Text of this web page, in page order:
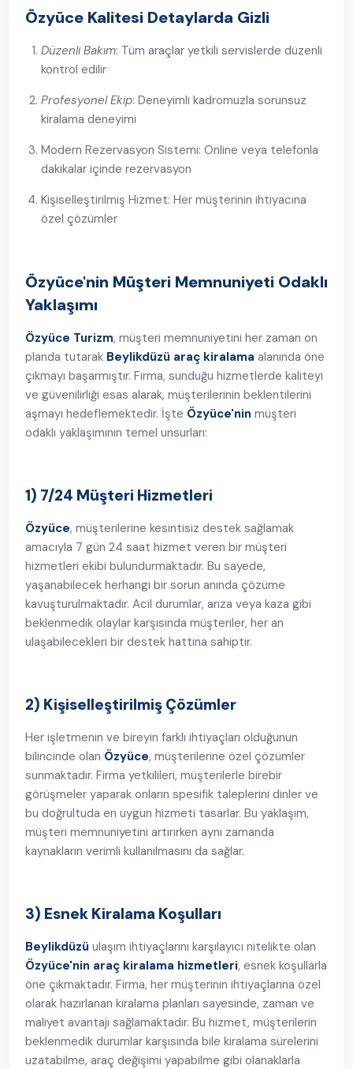
Özyüce Kalitesi Detaylarda Gizli
Düzenli Bakım: Tüm araçlar yetkili servislerde düzenli
kontrol edilir
Profesyonel Ekip: Deneyimli kadromuzla sorunsuz
kiralama deneyimi
Modern Rezervasyon Sistemi: Online veya telefonla
dakikalar içinde rezervasyon
Kişiselleştirilmiş Hizmet: Her müşterinin ihtiyacına
özel çözümler
Özyüce'nin Müşteri Memnuniyeti Odaklı
Yaklaşımı
Özyüce Turizm, müşteri memnuniyetini her zaman on
planda tutarak Beylikdüzü araç kiralama alanında öne
çıkmayı başarmıştır. Firma, sunduğu hizmetlerde kaliteyi
ve güvenilirliği esas alarak, müşterilerinin beklentilerini
aşmayı hedeflemektedir. İşte Özyüce'nin müşteri
odaklı yaklaşımının temel unsurları:
1) 7/24 Müşteri Hizmetleri
Özyüce, müşterilerine kesintisiz destek sağlamak
amacıyla 7 gün 24 saat hizmet veren bir müşteri
hizmetleri ekibi bulundurmaktadır. Bu sayede,
yaşanabilecek herhangi bir sorun anında çözüme
kavuşturulmaktadır. Acil durumlar, arıza veya kaza gibi
beklenmedik olaylar karşısında müşteriler, her an
ulaşabilecekleri bir destek hattına sahiptir.
2) Kişiselleştirilmiş Çözümler
Her işletmenin ve bireyin farklı ihtiyaçları olduğunun
bilincinde olan Özyüce, müşterilerine özel çözümler
sunmaktadır. Firma yetkilileri, müşterilerle birebir
görüşmeler yaparak onların spesifik taleplerini dinler ve
bu doğrultuda en uygun hizmeti tasarlar. Bu yaklaşım,
müşteri memnuniyetini artırırken aynı zamanda
kaynakların verimli kullanılmasını da sağlar.
3) Esnek Kiralama Koşulları
Beylikdüzü ulaşım ihtiyaçlarını karşılayıcı nitelikte olan
Özyüce'nin araç kiralama hizmetleri, esnek koşullarla
öne çıkmaktadır. Firma, her müşterinin ihtiyaçlarına özel
olarak hazırlanan kiralama planları sayesinde, zaman ve
maliyet avantajı sağlamaktadır. Bu hizmet, müşterilerin
beklenmedik durumlar karşısında bile kiralama sürelerini
uzatabilme, araç değişimi yapabilme gibi olanaklarla